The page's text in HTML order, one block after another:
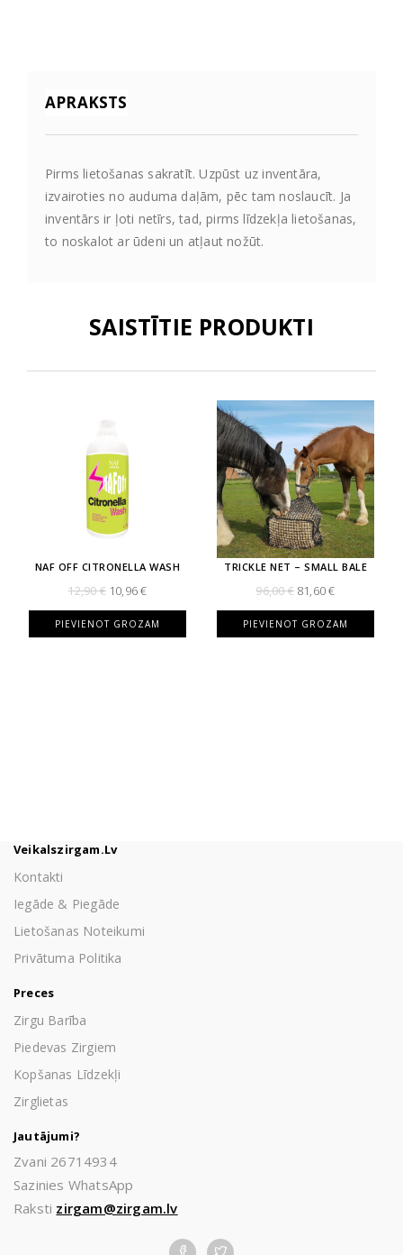
APRAKSTS
Pirms lietošanas sakratīt. Uzpūst uz inventāra,
izvairoties no auduma daļām, pēc tam noslaucīt. Ja
inventārs ir ļoti netīrs, tad, pirms līdzekļa lietošanas,
to noskalot ar ūdeni un atļaut nožūt.
SAISTĪTIE PRODUKTI
NAF OFF CITRONELLA WASH
12,90€ Original
12,90 €.
10,96€Current
10,96 €.
PIEVIENOT GROZAM
TRICKLE NET – SMALL BALE
96,00€ Original
96,00 €.
81,60€Current
81,60 €.
PIEVIENOT GROZAM
Veikalszirgam.lv
Kontakti
Iegāde & Piegāde
Lietošanas Noteikumi
Privātuma Politika
Preces
Zirgu Barība
Piedevas Zirgiem
Kopšanas Līdzekļi
Zirglietas
Jautājumi?
Zvani 26714934
Sazinies WhatsApp
Raksti zirgam@zirgam.lv